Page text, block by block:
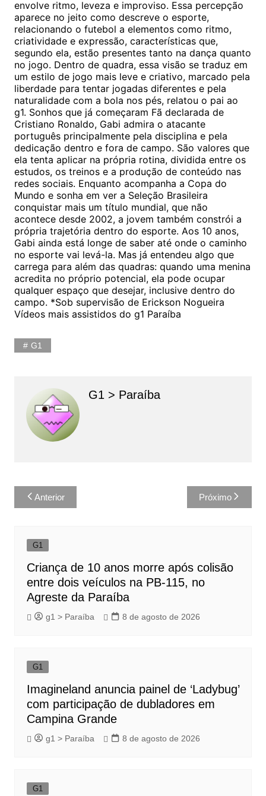
envolve ritmo, leveza e improviso. Essa percepção
aparece no jeito como descreve o esporte,
relacionando o futebol a elementos como ritmo,
criatividade e expressão, características que,
segundo ela, estão presentes tanto na dança quanto
no jogo. Dentro de quadra, essa visão se traduz em
um estilo de jogo mais leve e criativo, marcado pela
liberdade para tentar jogadas diferentes e pela
naturalidade com a bola nos pés, relatou o pai ao
g1. Sonhos que já começaram Fã declarada de
Cristiano Ronaldo, Gabi admira o atacante
português principalmente pela disciplina e pela
dedicação dentro e fora de campo. São valores que
ela tenta aplicar na própria rotina, dividida entre os
estudos, os treinos e a produção de conteúdo nas
redes sociais. Enquanto acompanha a Copa do
Mundo e sonha em ver a Seleção Brasileira
conquistar mais um título mundial, que não
acontece desde 2002, a jovem também constrói a
própria trajetória dentro do esporte. Aos 10 anos,
Gabi ainda está longe de saber até onde o caminho
no esporte vai levá-la. Mas já entendeu algo que
carrega para além das quadras: quando uma menina
acredita no próprio potencial, ela pode ocupar
qualquer espaço que desejar, inclusive dentro do
campo. *Sob supervisão de Erickson Nogueira
Vídeos mais assistidos do g1 Paraíba
G1
G1 > Paraíba
Navegação
de
Anterior Próximo
G1
Criança de 10 anos morre após colisão
entre dois veículos na PB-115, no
Agreste da Paraíba
g1 > Paraíba 8 de agosto de 2026
G1
Imagineland anuncia painel de ‘Ladybug’
com participação de dubladores em
Campina Grande
g1 > Paraíba 8 de agosto de 2026
G1